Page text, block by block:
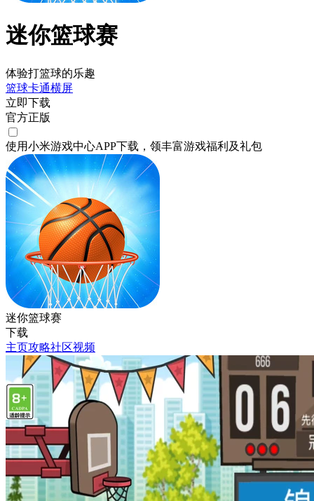
迷你篮球赛
体验打篮球的乐趣
篮球卡通横屏
立即下载
官方正版
使用小米游戏中心APP下载 ，领丰富游戏福利 及礼包
迷你篮球赛
下载
主页攻略社区视频